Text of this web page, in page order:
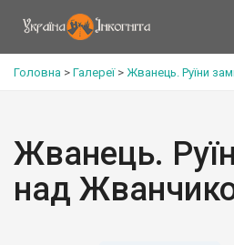
Головна > Галереї> Жванець. Руїни
Жванець.
над